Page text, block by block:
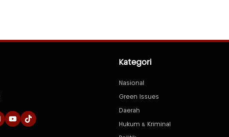
Kategori
Nasional
Green Issues
Daerah
Hukum & Kriminal